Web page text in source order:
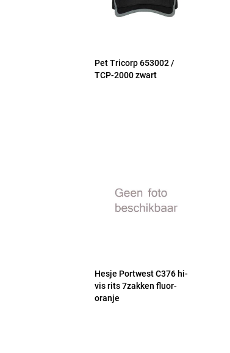
Pet Tricorp 653002 /
TCP-2000 zwart
Hesje Portwest C376 hi-
vis rits 7zakken fluor-
oranje